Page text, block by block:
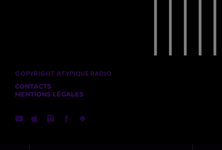
COPYRIGHT ATYPIQUE RADIO
CONTACTS
MENTIONS LÉGALES